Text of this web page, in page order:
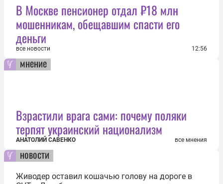
В Москве пенсионер отдал ₽18 млн
мошенникам, обещавшим спасти его
деньги
все новости 12:56
мнение
Взрастили врага сами: почему поляки
терпят украинский национализм
АНАТОЛИЙ САВЕНКО все мнения
новости
Живодер оставил кошачью голову на дороге в